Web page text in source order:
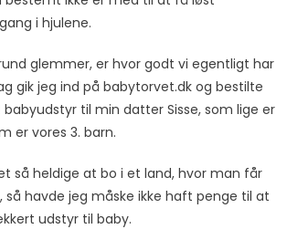
i hjulene.
glemmer, er hvor godt vi egentligt har
gik jeg ind på babytorvet.dk og bestilte
til min datter Sisse, som lige er
er vores 3. barn.
så heldige at bo i et land, hvor man får
så havde jeg måske ikke haft penge til at
udstyr til baby.